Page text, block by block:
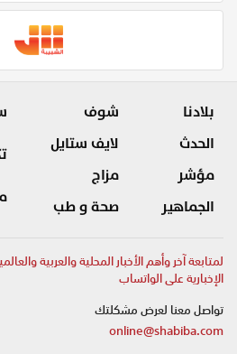
بلادنا
الحدث
مؤشر
الجماهير
شوف
لايف ستايل
مزاج
صحة و طب
لمتابعة آخر وأهم الأخبار المحلية والعربية
الإخبارية على الواتساب
تواصل معنا لعرض مشكلتك
online@shabiba.com